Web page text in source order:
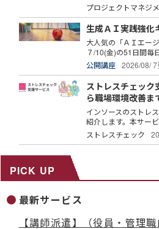
プロジェクトマネジ
生成ＡＩ実践強化
大人気の「ＡＩエー
７/10(金)の51日間毎
公開講座
2026/08/ 7
ストレスチェック
ら職場環境改善ま
インソースのストレ
紹介します。本サー
ストレスチェック
PICK UP
最新サービス
【講師派遣】（役員・管理